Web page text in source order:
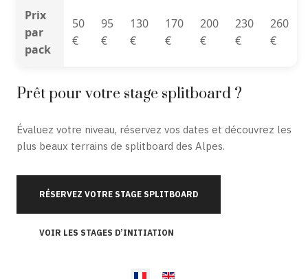
Prix
par
pack
50
€
95
€
130
€
170
€
200
€
230
€
260
€
Prêt pour votre stage splitboard ?
Évaluez votre niveau, réservez vos dates et découvrez les
plus beaux terrains de splitboard des Alpes.
RÉSERVEZ VOTRE STAGE SPLITBOARD
VOIR LES STAGES D’INITIATION